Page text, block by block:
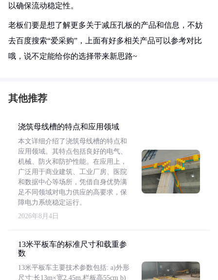
以确保流动稳定性。
老板们要是想了解更多关于减压孔板的产品和信息，不妨
去百度搜索“爱采购”，上面有好多相关产品可以参考对比
哦，说不定能给你的选择带来新思路~
其他推荐
浇筑母线槽的特点和应用领域
本文详细介绍了浇筑母线槽的特点和
应用领域。其特点包括良好的电气、
机械、防火和防护性能。在应用上，
广泛用于商业建筑、工业厂房、医院
和数据中心等场所，凭借自身优势满
足不同领域对电力供应的高要求，保
障电力系统稳定运行。
2026年8月4日
13米平板车的标准尺寸和载重参
数
13米平板车主要技术参数包括: a)外形
尺寸:长13m×宽2.45m,栏板高55cm b)